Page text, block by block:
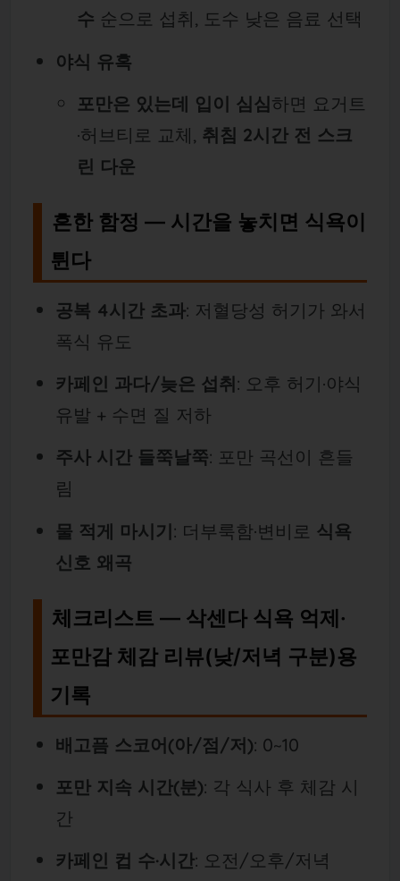
수 순으로 섭취, 도수 낮은 음료 선택
야식 유혹
포만은 있는데 입이 심심하면 요거트
·허브티로 교체, 취침 2시간 전 스크
린 다운
흔한 함정 — 시간을 놓치면 식욕이
튄다
공복 4시간 초과: 저혈당성 허기가 와서
폭식 유도
카페인 과다/늦은 섭취: 오후 허기·야식
유발 + 수면 질 저하
주사 시간 들쭉날쭉: 포만 곡선이 흔들
림
물 적게 마시기: 더부룩함·변비로 식욕
신호 왜곡
체크리스트 — 삭센다 식욕 억제·
포만감 체감 리뷰(낮/저녁 구분)용
기록
배고픔 스코어(아/점/저): 0~10
포만 지속 시간(분): 각 식사 후 체감 시
간
카페인 컵 수·시간: 오전/오후/저녁